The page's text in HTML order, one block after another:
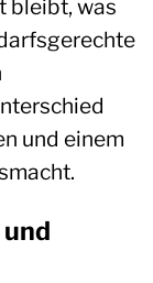
bleibt, was
und einem